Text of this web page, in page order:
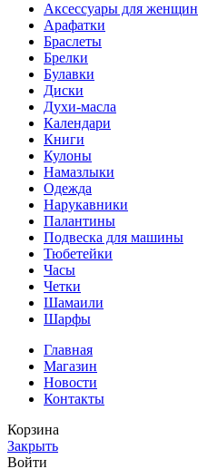
Аксессуары для женщин
Арафатки
Браслеты
Брелки
Булавки
Диски
Духи-масла
Календари
Книги
Кулоны
Намазлыки
Одежда
Нарукавники
Палантины
Подвеска для машины
Тюбетейки
Часы
Четки
Шамаили
Шарфы
Главная
Магазин
Новости
Контакты
Корзина
Закрыть
Войти